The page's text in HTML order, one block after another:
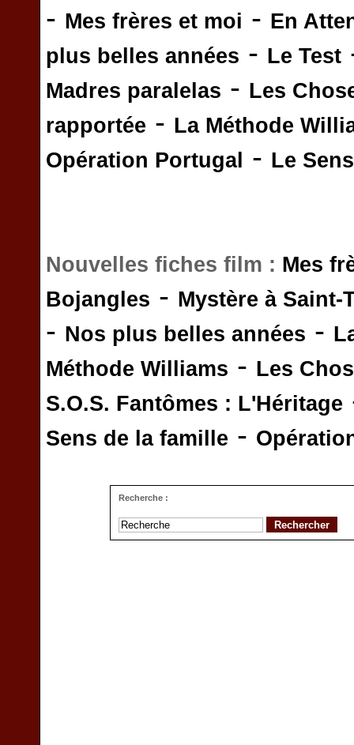
- Mes frères et moi - En
plus belles années - Le Test
Madres paralelas - Les
rapportée - La Méthode
Opération Portugal
- Le
Nouvelles fiches film : Mes
Bojangles - Mystère à Saint-
- Nos plus belles années -
Méthode Williams - Les
S.O.S. Fantômes : L'Héritage
Sens de la famille -
Recherche :